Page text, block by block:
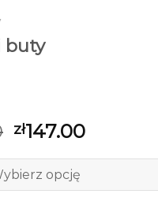
buty
zł147.00